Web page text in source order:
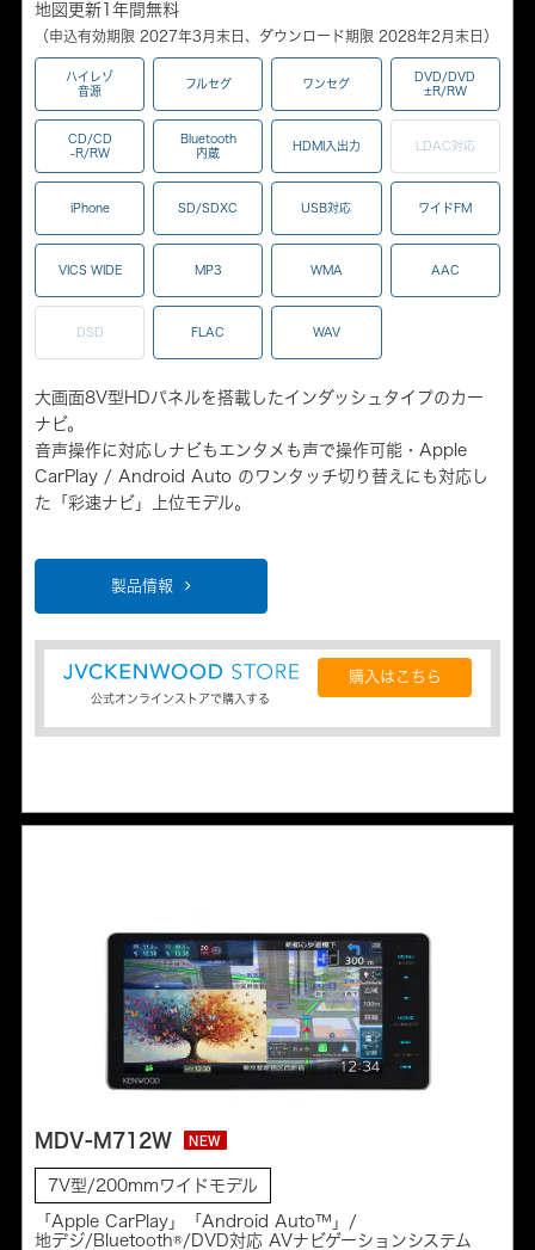
地図更新1年間無料
（申込有効期限 2027年3月末日、ダウンロード期限 2028年2月末日）
ハイレゾ
音源
フルセグ ワンセグ
DVD/DVD
±R/RW
CD/CD
-R/RW
Bluetooth
内蔵
HDMI入出力 LDAC対応
iPhone SD/SDXC USB対応 ワイドFM
VICS WIDE MP3 WMA AAC
DSD FLAC WAV
大画面8V型HDパネルを搭載したインダッシュタイプのカー
ナビ。
音声操作に対応しナビもエンタメも声で操作可能・Apple
CarPlay / Android Auto のワンタッチ切り替えにも対応し
た「彩速ナビ」上位モデル。
製品情報
公式オンラインストアで購入する
購入はこちら
MDV-M712W NEW
7V型/200mmワイドモデル
「Apple CarPlay」「Android Auto™」/
地デジ/Bluetooth®/DVD対応 AVナビゲーションシステム